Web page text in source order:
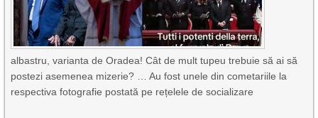
albastru, varianta de Oradea! Cât de mult tupeu trebuie să ai să
postezi asemenea mizerie? … Au fost unele din cometariile la
respectiva fotografie postată pe rețelele de socializare